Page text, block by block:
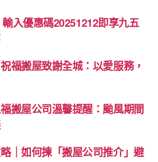
入優惠碼20251212即享九五
福搬屋致謝全城：以愛服務，
福搬屋公司溫馨提醒：颱風期間
｜如何揀「搬屋公司推介」避